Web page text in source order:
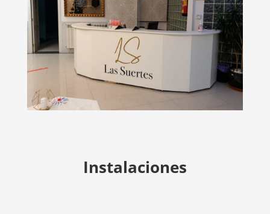
Instalaciones